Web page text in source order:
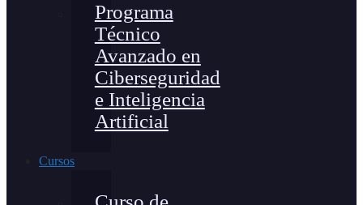
Programa
Técnico
Avanzado en
Ciberseguridad
e Inteligencia
Artificial
Cursos